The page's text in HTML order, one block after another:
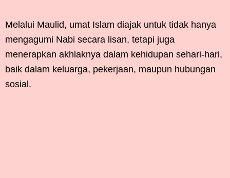
Melalui Maulid, umat Islam diajak untuk tidak hanya
mengagumi Nabi secara lisan, tetapi juga
menerapkan akhlaknya dalam kehidupan sehari-hari,
baik dalam keluarga, pekerjaan, maupun hubungan
sosial.